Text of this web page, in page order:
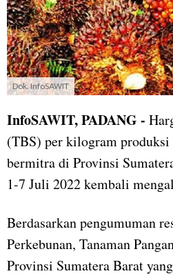
Dok. InfoSAWIT
InfoSAWIT, PADANG -
(TBS) per kilogram produksi
bermitra di Provinsi
1-7 Juli 2022 kembali
Berdasarkan pengumuman
Perkebunan, Tanaman
Provinsi Sumatera Barat